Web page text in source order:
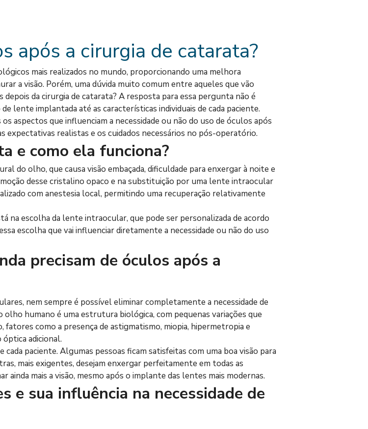
após a cirurgia de catarata?
mais realizados no mundo, proporcionando uma melhora
a visão. Porém, uma dúvida muito comum entre aqueles que vão
da cirurgia de catarata? A resposta para essa pergunta não é
lente implantada até as características individuais de cada paciente.
aspectos que influenciam a necessidade ou não do uso de óculos após
expectativas realistas e os cuidados necessários no pós-operatório.
e como ela funciona?
do olho, que causa visão embaçada, dificuldade para enxergar à noite e
desse cristalino opaco e na substituição por uma lente intraocular
com anestesia local, permitindo uma recuperação relativamente
na escolha da lente intraocular, que pode ser personalizada de acordo
escolha que vai influenciar diretamente a necessidade ou não do uso
precisam de óculos após a
nem sempre é possível eliminar completamente a necessidade de
humano é uma estrutura biológica, com pequenas variações que
como a presença de astigmatismo, miopia, hipermetropia e
óptica adicional.
paciente. Algumas pessoas ficam satisfeitas com uma boa visão para
mais exigentes, desejam enxergar perfeitamente em todas as
mais a visão, mesmo após o implante das lentes mais modernas.
e sua influência na necessidade de